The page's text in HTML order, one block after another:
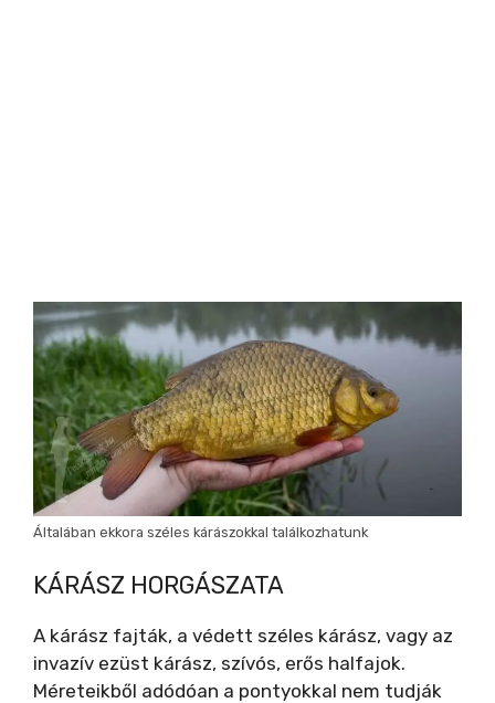
Általában ekkora széles kárászokkal találkozhatunk
KÁRÁSZ HORGÁSZATA
A kárász fajták, a védett széles kárász, vagy az
invazív ezüst kárász, szívós, erős halfajok.
Méreteikből adódóan a pontyokkal nem tudják